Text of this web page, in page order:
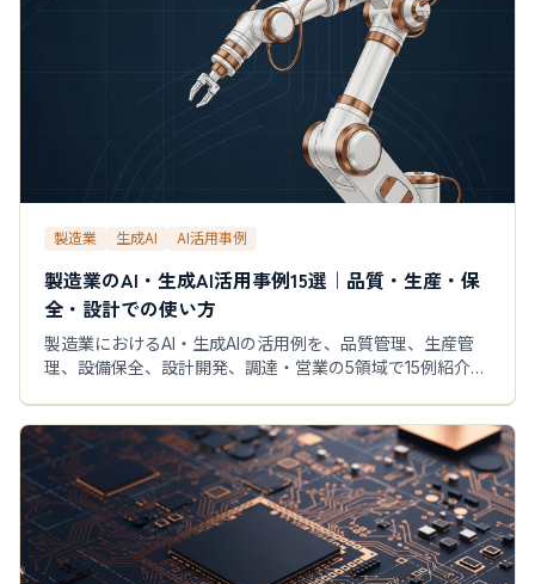
製造業 生成AI AI活用事例
製造業のAI・生成AI活用事例15選｜品質・生産・保
全・設計での使い方
製造業におけるAI・生成AIの活用例を、品質管理、生産管
理、設備保全、設計開発、調達・営業の5領域で15例紹介。
実務向けに整理しました。